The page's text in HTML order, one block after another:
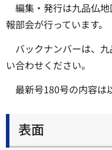
編集・発行は九品仏
報部会が行っています。
バックナンバーは、
い合わせください。
最新号180号の内容は
表面